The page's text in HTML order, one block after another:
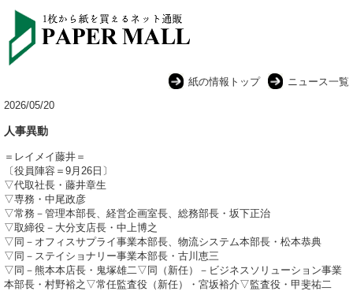
紙の情報トップ
ニュース一覧
2026/05/20
人事異動
＝レイメイ藤井＝
〔役員陣容＝9月26日〕
▽代取社長・藤井章生
▽専務・中尾政彦
▽常務－管理本部長、経営企画室長、総務部長・坂下正治
▽取締役－大分支店長・中上博之
▽同－オフィスサプライ事業本部長、物流システム本部長・松本恭典
▽同－ステイショナリー事業本部長・古川恵三
▽同－熊本本店長・鬼塚雄二▽同（新任）－ビジネスソリューション事業
本部長・村野裕之▽常任監査役（新任）・宮坂裕介▽監査役・甲斐祐二